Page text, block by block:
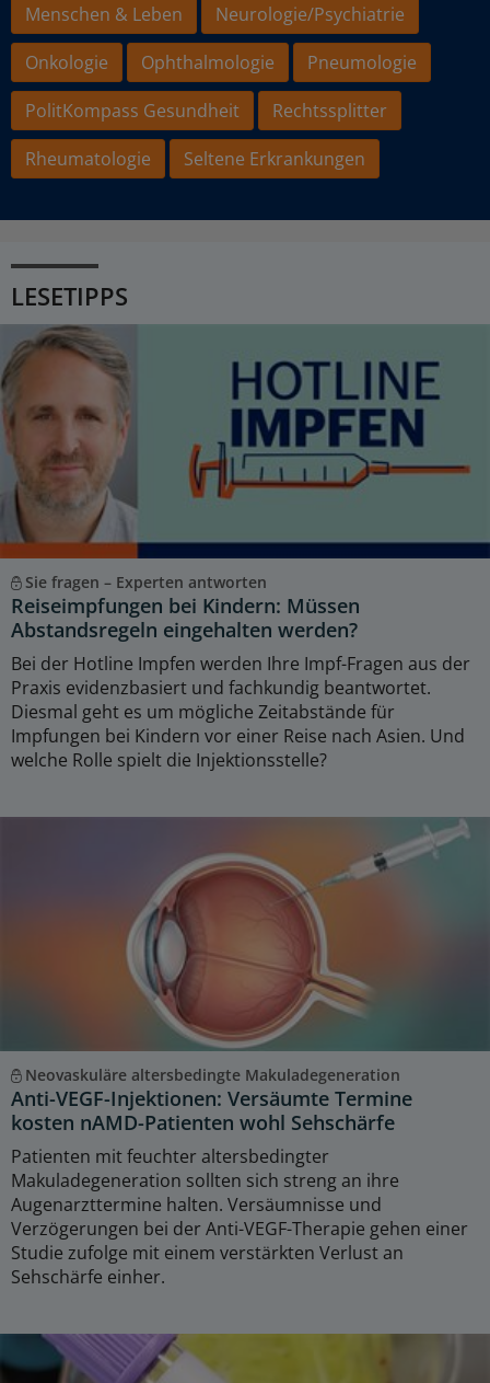
Menschen & Leben
Neurologie/Psychiatrie
Onkologie
Ophthalmologie
Pneumologie
PolitKompass Gesundheit
Rechtssplitter
Rheumatologie
Seltene Erkrankungen
LESETIPPS
Sie fragen – Experten antworten
Reiseimpfungen bei Kindern: Müssen
Abstandsregeln eingehalten werden?
Bei der Hotline Impfen werden Ihre Impf-Fragen aus der
Praxis evidenzbasiert und fachkundig beantwortet.
Diesmal geht es um mögliche Zeitabstände für
Impfungen bei Kindern vor einer Reise nach Asien. Und
welche Rolle spielt die Injektionsstelle?
Neovaskuläre altersbedingte Makuladegeneration
Anti-VEGF-Injektionen: Versäumte Termine
kosten nAMD-Patienten wohl Sehschärfe
Patienten mit feuchter altersbedingter
Makuladegeneration sollten sich streng an ihre
Augenarzttermine halten. Versäumnisse und
Verzögerungen bei der Anti-VEGF-Therapie gehen einer
Studie zufolge mit einem verstärkten Verlust an
Sehschärfe einher.